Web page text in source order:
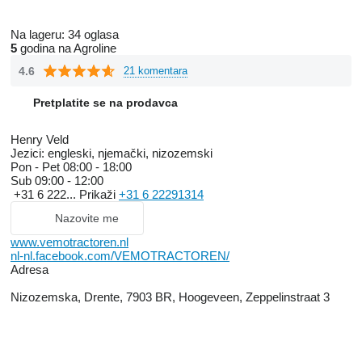
Na lageru: 34 oglasa
5 godina na Agroline
4.6 21 komentara
Pretplatite se na prodavca
Henry Veld
Jezici: engleski, njemački, nizozemski
Pon - Pet 08:00 - 18:00
Sub 09:00 - 12:00
+31 6 222... Prikaži +31 6 22291314
Nazovite me
www.vemotractoren.nl
nl-nl.facebook.com/VEMOTRACTOREN/
Adresa
Nizozemska, Drente, 7903 BR, Hoogeveen, Zeppelinstraat 3